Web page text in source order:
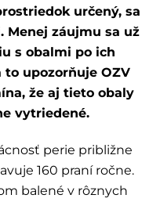
určený, sa
Menej záujmu sa už
s obalmi po ich
to upozorňuje OZV
že aj tieto obaly
vytriedené.
perie približne
160 praní ročne.
balené v rôznych